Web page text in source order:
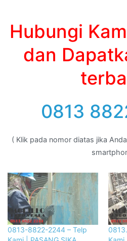
Hubungi
dan
0813
( Klik pada nomor diatas jika
0813-8822-2244 – Telp